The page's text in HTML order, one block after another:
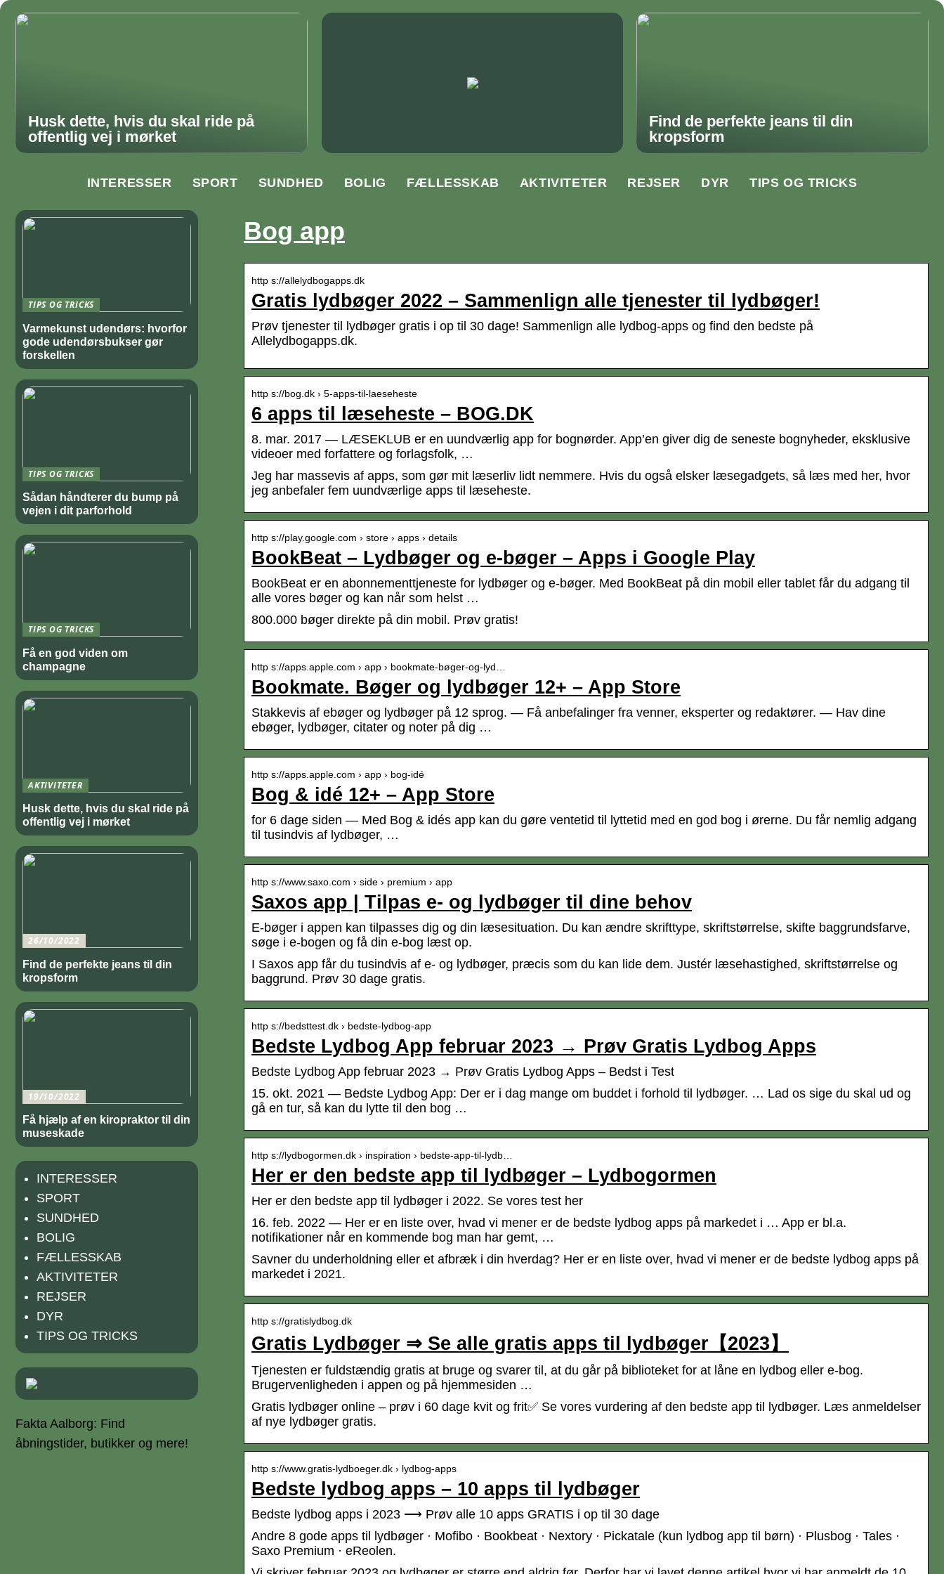
Husk dette, hvis du skal ride på
offentlig vej i mørket
Find de perfekte jeans til din
kropsform
INTERESSER SPORT SUNDHED BOLIG FÆLLESSKAB AKTIVITETER REJSER DYR TIPS OG TRICKS
Bog app
http s://allelydbogapps.dk
Gratis lydbøger 2022 – Sammenlign alle tjenester til lydbøger!
Prøv tjenester til lydbøger gratis i op til 30 dage! Sammenlign alle lydbog-apps og find den bedste på
Allelydbogapps.dk.
http s://bog.dk › 5-apps-til-laeseheste
6 apps til læseheste – BOG.DK
8. mar. 2017 — LÆSEKLUB er en uundværlig app for bognørder. App’en giver dig de seneste bognyheder, eksklusive
videoer med forfattere og forlagsfolk, …
Jeg har massevis af apps, som gør mit læserliv lidt nemmere. Hvis du også elsker læsegadgets, så læs med her, hvor
jeg anbefaler fem uundværlige apps til læseheste.
http s://play.google.com › store › apps › details
BookBeat – Lydbøger og e-bøger – Apps i Google Play
BookBeat er en abonnementtjeneste for lydbøger og e-bøger. Med BookBeat på din mobil eller tablet får du adgang til
alle vores bøger og kan når som helst …
800.000 bøger direkte på din mobil. Prøv gratis!
http s://apps.apple.com › app › bookmate-bøger-og-lyd…
Bookmate. Bøger og lydbøger 12+ – App Store
Stakkevis af ebøger og lydbøger på 12 sprog. — Få anbefalinger fra venner, eksperter og redaktører. — Hav dine
ebøger, lydbøger, citater og noter på dig …
http s://apps.apple.com › app › bog-idé
Bog & idé 12+ – App Store
for 6 dage siden — Med Bog & idés app kan du gøre ventetid til lyttetid med en god bog i ørerne. Du får nemlig adgang
til tusindvis af lydbøger, …
http s://www.saxo.com › side › premium › app
Saxos app | Tilpas e- og lydbøger til dine behov
E-bøger i appen kan tilpasses dig og din læsesituation. Du kan ændre skrifttype, skriftstørrelse, skifte baggrundsfarve,
søge i e-bogen og få din e-bog læst op.
I Saxos app får du tusindvis af e- og lydbøger, præcis som du kan lide dem. Justér læsehastighed, skriftstørrelse og
baggrund. Prøv 30 dage gratis.
http s://bedsttest.dk › bedste-lydbog-app
Bedste Lydbog App februar 2023 → Prøv Gratis Lydbog Apps
Bedste Lydbog App februar 2023 → Prøv Gratis Lydbog Apps – Bedst i Test
15. okt. 2021 — Bedste Lydbog App: Der er i dag mange om buddet i forhold til lydbøger. … Lad os sige du skal ud og
gå en tur, så kan du lytte til den bog …
http s://lydbogormen.dk › inspiration › bedste-app-til-lydb…
Her er den bedste app til lydbøger – Lydbogormen
Her er den bedste app til lydbøger i 2022. Se vores test her
16. feb. 2022 — Her er en liste over, hvad vi mener er de bedste lydbog apps på markedet i … App er bl.a.
notifikationer når en kommende bog man har gemt, …
Savner du underholdning eller et afbræk i din hverdag? Her er en liste over, hvad vi mener er de bedste lydbog apps på
markedet i 2021.
http s://gratislydbog.dk
Gratis Lydbøger ⇒ Se alle gratis apps til lydbøger【2023】
Tjenesten er fuldstændig gratis at bruge og svarer til, at du går på biblioteket for at låne en lydbog eller e-bog.
Brugervenligheden i appen og på hjemmesiden …
Gratis lydbøger online – prøv i 60 dage kvit og frit✅ Se vores vurdering af den bedste app til lydbøger. Læs anmeldelser
af nye lydbøger gratis.
http s://www.gratis-lydboeger.dk › lydbog-apps
Bedste lydbog apps – 10 apps til lydbøger
Bedste lydbog apps i 2023 ⟶ Prøv alle 10 apps GRATIS i op til 30 dage
Andre 8 gode apps til lydbøger · Mofibo · Bookbeat · Nextory · Pickatale (kun lydbog app til børn) · Plusbog · Tales ·
Saxo Premium · eReolen.
TIPS OG TRICKS
Varmekunst udendørs: hvorfor
gode udendørsbukser gør
forskellen
TIPS OG TRICKS
Sådan håndterer du bump på
vejen i dit parforhold
TIPS OG TRICKS
Få en god viden om
champagne
AKTIVITETER
Husk dette, hvis du skal ride på
offentlig vej i mørket
26/10/2022
Find de perfekte jeans til din
kropsform
19/10/2022
Få hjælp af en kiropraktor til din
museskade
INTERESSER
SPORT
SUNDHED
BOLIG
FÆLLESSKAB
AKTIVITETER
REJSER
DYR
TIPS OG TRICKS
Fakta Aalborg: Find
åbningstider, butikker og mere!